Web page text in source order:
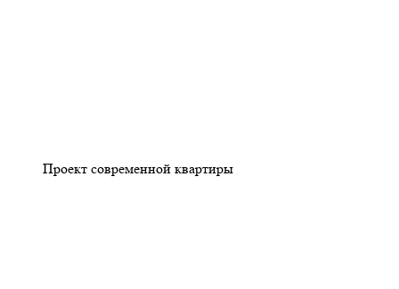
Проект современной квартиры